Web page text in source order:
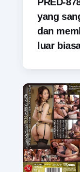
yang
dan
luar